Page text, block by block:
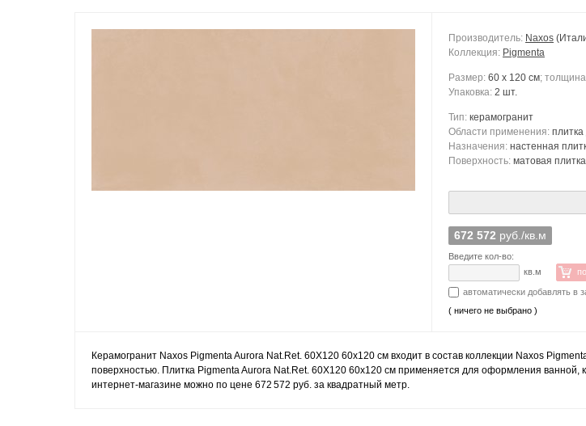
Производитель: Naxos
Коллекция: Pigmenta
Размер: 60 x 120 см;
Упаковка: 2 шт.
Тип: керамогранит
Области применения:
Назначения: настенная
Поверхность: матовая плитка
672 572 руб./кв.м
Введите кол-во:
кв.м
автоматически добавлять в
( ничего не выбрано )
Керамогранит Naxos Pigmenta Aurora Nat.Ret. 60X120 60x120 см входит в состав коллекции Naxos
поверхностью. Плитка Pigmenta Aurora Nat.Ret. 60X120 60x120 см применяется для оформления ванной,
интернет-магазине можно по цене 672 572 руб. за квадратный метр.